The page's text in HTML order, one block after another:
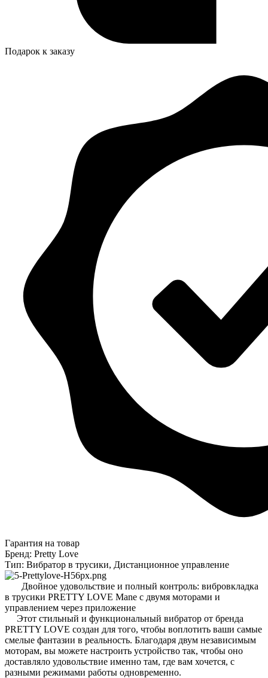
Подарок к заказу
Гарантия на товар
Бренд: Pretty Love
Тип: Вибратор в трусики, Дистанционное управление
Двойное удовольствие и полный контроль: вибровкладка
в трусики PRETTY LOVE Mane с двумя моторами и
управлением через приложение
Этот стильный и функциональный вибратор от бренда
PRETTY LOVE создан для того, чтобы воплотить ваши самые
смелые фантазии в реальность. Благодаря двум независимым
моторам, вы можете настроить устройство так, чтобы оно
доставляло удовольствие именно там, где вам хочется, с
разными режимами работы одновременно.